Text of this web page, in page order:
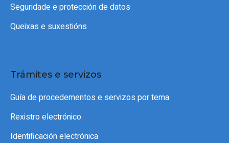
Seguridade e protección de datos
Queixas e suxestións
Trámites e servizos
Guía de procedementos e servizos por tema
Rexistro electrónico
Identificación electrónica